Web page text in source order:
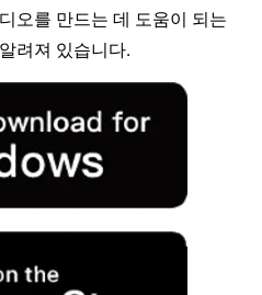
오를 만드는 데 도움이 되는
려져 있습니다.